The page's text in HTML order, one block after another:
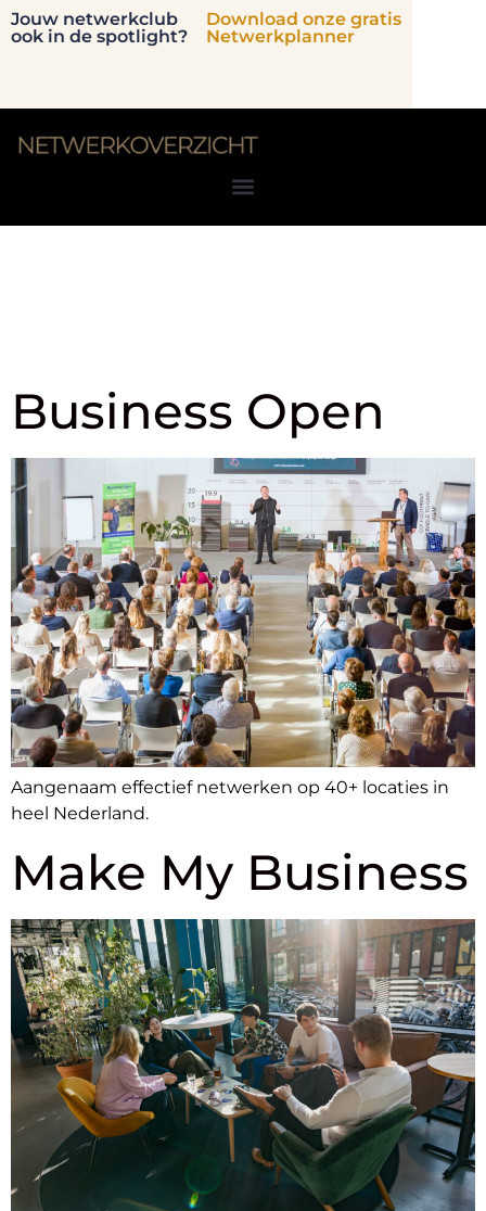
Jouw netwerkclub
ook in de spotlight?
Download onze gratis
Netwerkplanner
Business Open
Aangenaam effectief netwerken op 40+ locaties in
heel Nederland.
Make My Business